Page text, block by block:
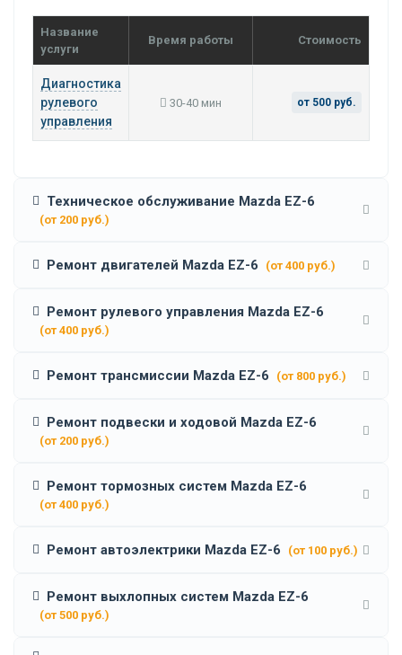
Название
услуги
Время работы Стоимость
Диагностика
рулевого
управления
30-40 мин от 500 руб.
Техническое обслуживание Mazda EZ-6
(от 200 руб.)
Ремонт двигателей Mazda EZ-6 (от 400 руб.)
Ремонт рулевого управления Mazda EZ-6
(от 400 руб.)
Ремонт трансмиссии Mazda EZ-6 (от 800 руб.)
Ремонт подвески и ходовой Mazda EZ-6
(от 200 руб.)
Ремонт тормозных систем Mazda EZ-6
(от 400 руб.)
Ремонт автоэлектрики Mazda EZ-6 (от 100 руб.)
Ремонт выхлопных систем Mazda EZ-6
(от 500 руб.)